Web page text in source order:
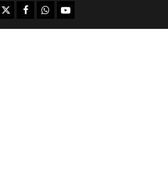
https://x.com
facebook.com
https:/whatsapp.com/
Youtube.com